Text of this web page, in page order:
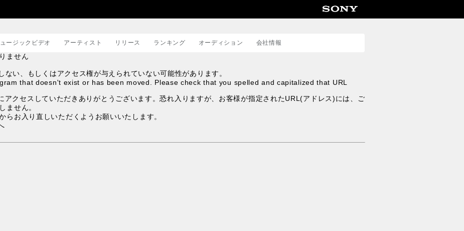
ュージックビデオ アーティスト
洋楽 >
リリース ランキング オーディション 会社情報
採用情報はこちら >
ません
い、もしくはアクセス権が与えられていない可能性があります。
that doesn't exist or has been moved. Please check that you spelled and capitalized that URL
クセスしていただきありがとうございます。恐れ入りますが、お客様が指定されたURL(アドレス)には、ご
ません。
らお入り直しいただくようお願いいたします。